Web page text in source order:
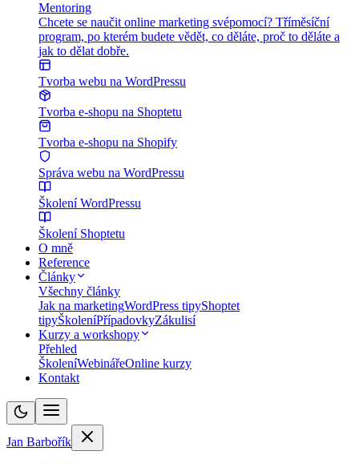
Mentoring
Chcete se naučit online marketing svépomocí? Tříměsíční
program, po kterém budete vědět, co děláte, proč to děláte a
jak to dělat dobře.
Tvorba webu na WordPressu
Tvorba e-shopu na Shoptetu
Tvorba e-shopu na Shopify
Správa webu na WordPressu
Školení WordPressu
Školení Shoptetu
O mně
Reference
Články
Všechny články
Jak na marketingWordPress tipyShoptet
tipyŠkoleníPřípadovkyZákulisí
Kurzy a workshopy
Přehled
ŠkoleníWebinářeOnline kurzy
Kontakt
Jan Barbořík